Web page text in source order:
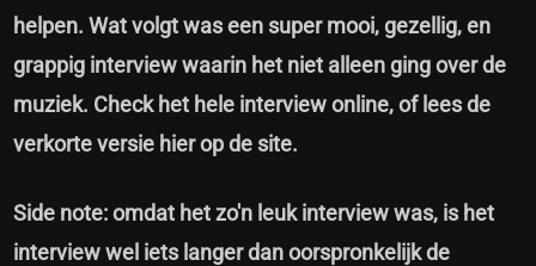
helpen. Wat volgt was een super mooi, gezellig, en
grappig interview waarin het niet alleen ging over de
muziek. Check het hele interview online, of lees de
verkorte versie hier op de site.
Side note: omdat het zo'n leuk interview was, is het
interview wel iets langer dan oorspronkelijk de